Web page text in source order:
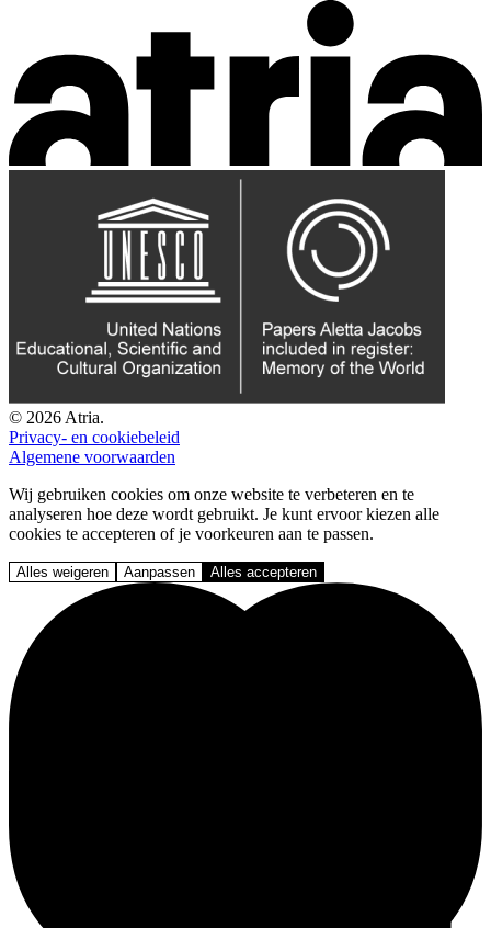
© 2026 Atria.
Privacy- en cookiebeleid
Algemene voorwaarden
Wij gebruiken cookies om onze website te verbeteren en te
analyseren hoe deze wordt gebruikt. Je kunt ervoor kiezen alle
cookies te accepteren of je voorkeuren aan te passen.
Alles weigeren Aanpassen Alles accepteren